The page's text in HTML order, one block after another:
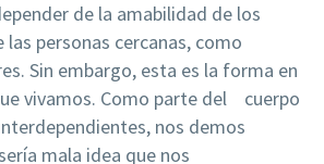
de la amabilidad de los
las personas cercanas, como
Sin embargo, esta es la forma en
vivamos. Como parte del cuerpo
nos demos
mala idea que nos